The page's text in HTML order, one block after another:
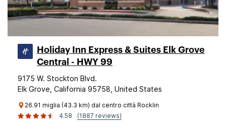
Holiday Inn Express & Suites Elk Grove
Central - HWY 99
9175 W. Stockton Blvd.
Elk Grove, California 95758, United States
26.91 miglia (43.3 km) dal centro città Rocklin
4.58
(1887 reviews)